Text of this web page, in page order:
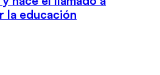
la educación